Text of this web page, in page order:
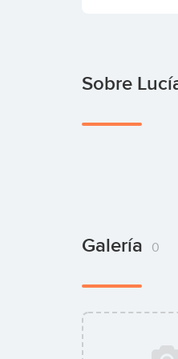
Sobre
Galería 0